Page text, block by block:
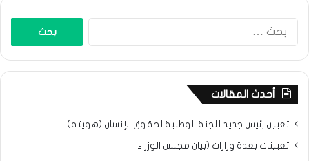
أحدث المقالات
تعيين رئيس جديد للجنة الوطنية لحقوق الإنسان (هويته)
تعيينات بعدة وزارات (بيان مجلس الوزراء